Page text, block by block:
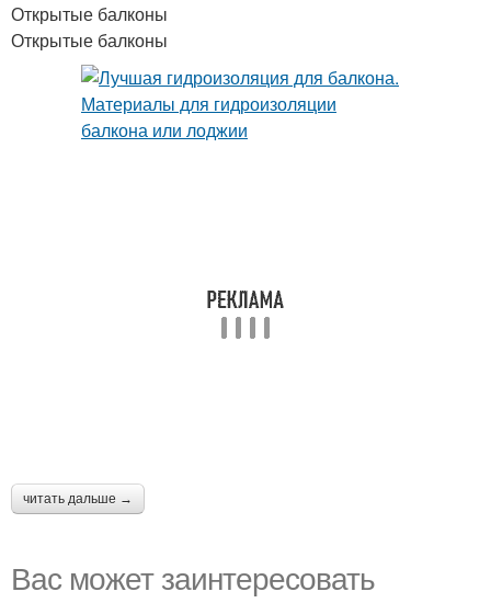
Открытые балконы
Открытые балконы
читать дальше →
Вас может заинтересовать